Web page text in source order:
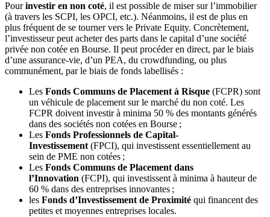
Pourinvestir en non coté, il est possible de miser sur l’immobilier
(à travers les SCPI, les OPCI, etc.). Néanmoins, il est de plus en
plus fréquent de se tourner vers le Private Equity. Concrètement,
l’investisseur peut acheter des parts dans le capital d’une société
privée non cotée en Bourse. Il peut procéder en direct, par le biais
d’une assurance-vie, d’un PEA, du crowdfunding, ou plus
communément, par le biais de fonds labellisés :
Les Fonds Communs de Placement à Risque (FCPR) sont
un véhicule de placement sur le marché du non coté. Les
FCPR doivent investir à minima 50 % des montants générés
dans des sociétés non cotées en Bourse ;
Les Fonds Professionnels de Capital-
Investissement(FPCI), qui investissent essentiellement au
sein de PME non cotées ;
Les Fonds Communs de Placement dans
l’Innovation (FCPI), qui investissent à minima à hauteur de
60 % dans des entreprises innovantes ;
les Fonds d’Investissement de Proximité qui financent des
petites et moyennes entreprises locales.